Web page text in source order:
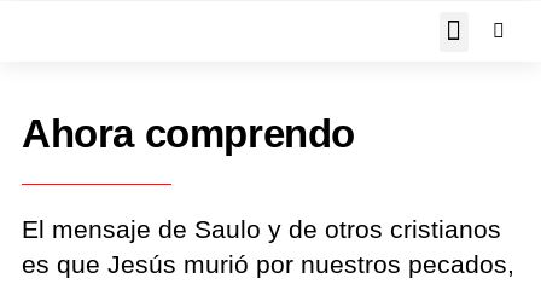
Ahora comprendo
El mensaje de Saulo y de otros cristianos
es que Jesús murió por nuestros pecados,